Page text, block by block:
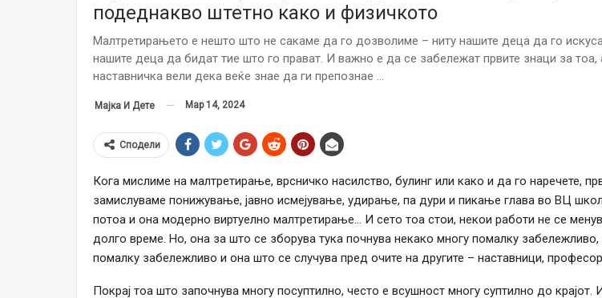
подеднакво штетно како и физичкото
Малтретирањето е нешто што не сакаме да го дозволиме – ниту нашите деца да го
нашите деца да бидат тие што го прават. И важно е да се забележат првите знаци за тоа,
наставничка вели дека веќе знае да ги препознае …
Мајка И Дете Мар 14, 2024
Сподели
Кога мислиме на малтретирање, врсничко насилство, булинг или како и да го наречете,
замислуваме понижување, јавно исмејување, удирање, па дури и пикање глава во ВЦ
потоа и она модерно виртуелно малтретирање… И сето тоа стои, некои работи не се
долго време. Но, она за што се зборува тука почнува некако многу помалку
помалку забележливо и она што се случува пред очите на другите – наставници,
Покрај тоа што започнува многу посуптилно, често е всушност многу суптилно до крајот.
И многу
завршила на